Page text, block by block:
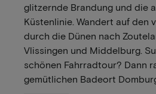
glitzernde Brandung und die
Küstenlinie. Wandert auf den
durch die Dünen nach
Vlissingen und Middelburg.
schönen Fahrradtour? Dann
gemütlichen Badeort